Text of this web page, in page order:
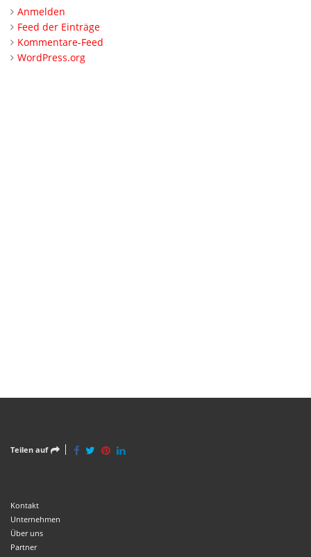
Anmelden
Feed der Einträge
Kommentare-Feed
WordPress.org
Teilen auf
Kontakt
Unternehmen
Über uns
Partner